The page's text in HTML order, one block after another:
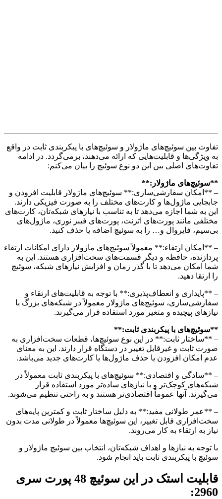
تفاوت بین سوئیچ‌های ماژولار و سوئیچ‌های با پیکربندی ثابت در واقع
به ویژگی‌ها و قابلیت‌هایی که ارائه می‌دهند، برمی‌گردد. در ادامه
تفاوت‌های اصلی بین این دو نوع سوئیچ را بیان می‌کنم:
**سوئیچ‌های ماژولار:**
– **امکان سفارشی‌سازی:** سوئیچ‌های ماژولار قابلیت افزودن و
جابجایی ماژول‌ها و کارت‌های مختلف را به صورت فیزیکی دارند.
این به شما اجازه می‌دهد تا به تناسب با نیازهای شبکه‌تان، کارت‌های
مختلفی مانند پورت‌های اترنت، پورت‌های فیبر نوری، ماژول‌های
بی‌سیم، فایروال و… را به سوئیچ اضافه یا حذف کنید.
– **امکان ارتقاء:** معمولاً سوئیچ‌های ماژولار دارای امکانات ارتقاء
پردازنده، حافظه و دیگر قسمت‌های سخت‌افزاری هستند. این به
شما امکان می‌دهد تا با گذر زمان و افزایش نیازهای شبکه، سوئیچ
را ارتقا دهید.
– **پایداری و انعطاف‌پذیری:** با توجه به قابلیت‌های ارتقاء و
سفارشی‌سازی، سوئیچ‌های ماژولار معمولاً در شبکه‌های بزرگ با
نیازهای پیچیده و متغیر مورد استفاده قرار می‌گیرند.
**سوئیچ‌های با پیکربندی ثابت:**
– **ساختار ثابت:** در این نوع سوئیچ‌ها، قطعات سخت‌افزاری به
صورت ثابت و غیرقابل تغییر در دستگاه قرار دارند. این به معنای
عدم امکان افزودن یا حذف ماژول‌ها یا کارت‌های جدید می‌باشد.
– **سادگی و اقتصادی:** سوئیچ‌های با پیکربندی ثابت معمولاً در
شبکه‌های کوچک‌تر و با نیازهای ساده‌تر مورد استفاده قرار
می‌گیرند. آنها عموماً اقتصادی‌تر هستند و به راحتی تنظیم می‌شوند.
– **عمر طولانی مفید:** به دلیل ساختار ثابت و کمترین پایه‌های
سخت‌افزاری قابل تغییر، این سوئیچ‌ها معمولاً در طولانی مدت بدون
نیاز به ارتقاء به کار می‌روند.
با توجه به نیازها و اهداف شبکه‌تان، انتخاب بین سوئیچ ماژولار و
سوئیچ با پیکربندی ثابت باید انجام شود.
قابلیت استک در این سوئیچ 48 پورت سری
2960: